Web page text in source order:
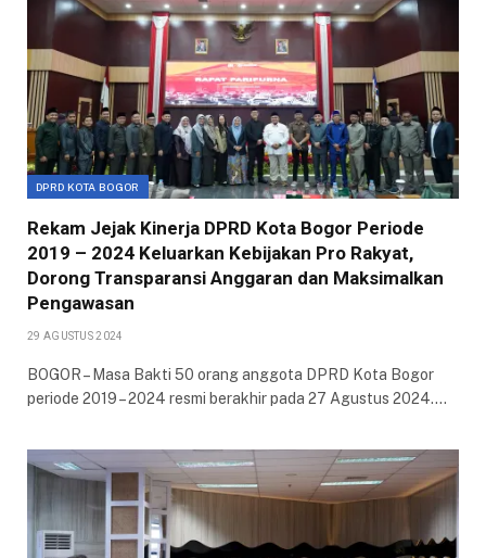
DPRD KOTA BOGOR
Rekam Jejak Kinerja DPRD Kota Bogor Periode
2019 – 2024 Keluarkan Kebijakan Pro Rakyat,
Dorong Transparansi Anggaran dan Maksimalkan
Pengawasan
29 AGUSTUS 2024
BOGOR – Masa Bakti 50 orang anggota DPRD Kota Bogor
periode 2019 – 2024 resmi berakhir pada 27 Agustus 2024.…